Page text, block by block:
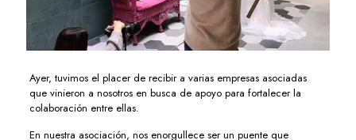
Ayer, tuvimos el placer de recibir a varias empresas asociadas
que vinieron a nosotros en busca de apoyo para fortalecer la
colaboración entre ellas.
En nuestra asociación, nos enorgullece ser un puente que